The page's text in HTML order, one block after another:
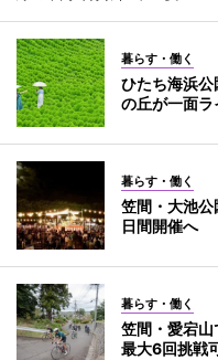
暮らす・働く
ひたち海浜
の丘が一面
暮らす・働く
笠間・大池
日間開催へ
暮らす・働く
笠間・愛宕
最大6回挑戦